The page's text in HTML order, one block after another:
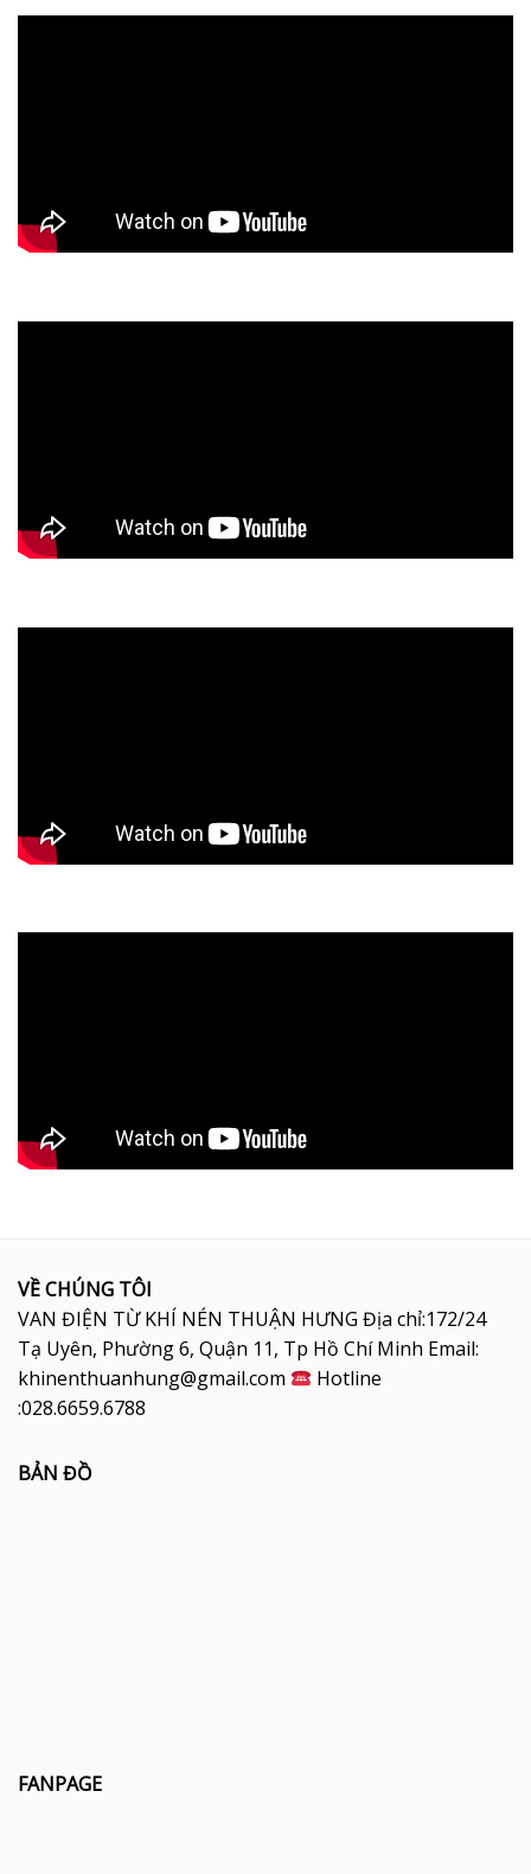
VỀ CHÚNG TÔI
VAN ĐIỆN TỪ KHÍ NÉN THUẬN HƯNG Địa chỉ:172/24
Tạ Uyên, Phường 6, Quận 11, Tp Hồ Chí Minh Email:
khinenthuanhung@gmail.com
Hotline
:028.6659.6788
BẢN ĐỒ
FANPAGE